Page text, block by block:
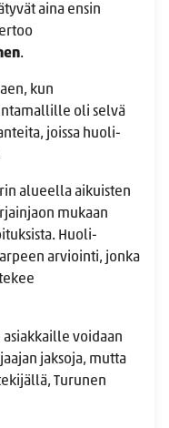
aina ensin
.
kun
oli selvä
joissa huoli-
alueella aikuisten
mukaan
Huoli-
arviointi, jonka
voidaan
jaksoja, mutta
Turunen